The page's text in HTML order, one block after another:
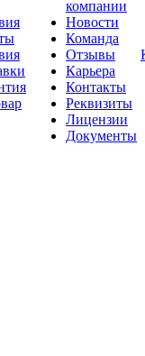
компании
Новости
Команда
Отзывы
Карьера
Контакты
Реквизиты
Лицензии
Документы